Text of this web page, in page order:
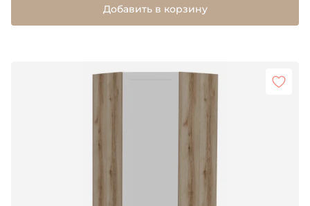
Добавить в корзину